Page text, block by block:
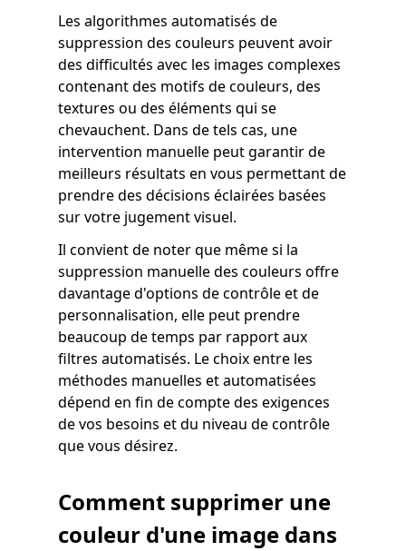
Les algorithmes automatisés de
suppression des couleurs peuvent avoir
des difficultés avec les images complexes
contenant des motifs de couleurs, des
textures ou des éléments qui se
chevauchent. Dans de tels cas, une
intervention manuelle peut garantir de
meilleurs résultats en vous permettant de
prendre des décisions éclairées basées
sur votre jugement visuel.
Il convient de noter que même si la
suppression manuelle des couleurs offre
davantage d'options de contrôle et de
personnalisation, elle peut prendre
beaucoup de temps par rapport aux
filtres automatisés. Le choix entre les
méthodes manuelles et automatisées
dépend en fin de compte des exigences
de vos besoins et du niveau de contrôle
que vous désirez.
Comment supprimer une
couleur d'une image dans